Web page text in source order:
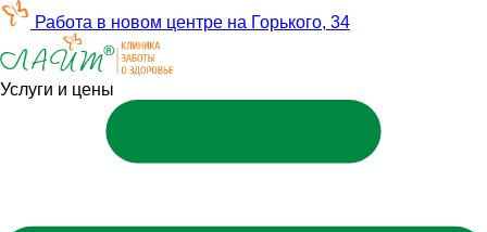
Работа в новом центре на Горького, 34
Услуги и цены